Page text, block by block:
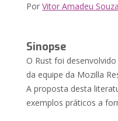
PorVitor Amadeu Souza
Sinopse
O Rust foi
da equipe da Mozilla
A proposta desta
exemplos práticos a